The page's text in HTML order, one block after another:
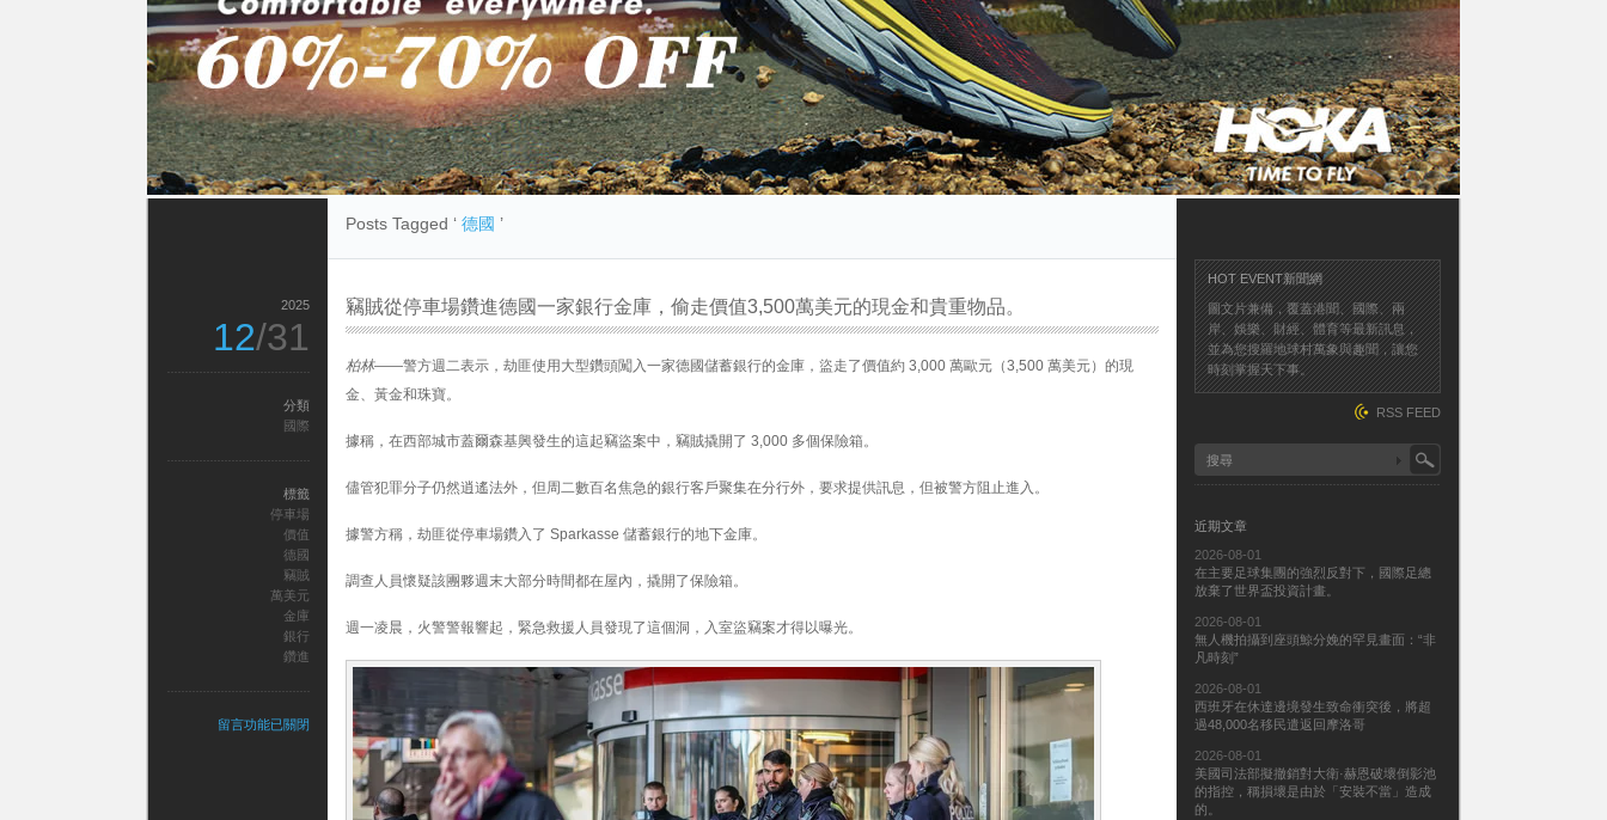
Posts Tagged ‘ 德國 ’
竊賊從停車場鑽進德國一家銀行金庫，偷走價值3,500萬美元的現金和貴重物品。
柏林——警方週二表示，劫匪使用大型鑽頭闖入一家德國儲蓄銀行的金庫，盜走了價值約 3,000 萬歐元（3,500 萬美元）的現
金、黃金和珠寶。
據稱，在西部城市蓋爾森基興發生的這起竊盜案中，竊賊撬開了 3,000 多個保險箱。
儘管犯罪分子仍然逍遙法外，但周二數百名焦急的銀行客戶聚集在分行外，要求提供訊息，但被警方阻止進入。
據警方稱，劫匪從停車場鑽入了 Sparkasse 儲蓄銀行的地下金庫。
調查人員懷疑該團夥週末大部分時間都在屋內，撬開了保險箱。
週一凌晨，火警警報響起，緊急救援人員發現了這個洞，入室盜竊案才得以曝光。
2025
12/31
分類
國際
標籤
停車場
價值
德國
竊賊
萬美元
金庫
銀行
鑽進
在
留言功能已關閉
HOT EVENT新聞網
圖文片兼備，覆蓋港聞、國際、兩
岸、娛樂、財經、體育等最新訊息，
並為您搜羅地球村萬象與趣聞，讓您
時刻掌握天下事。
RSS FEED
近期文章
2026-08-01
在主要足球集團的強烈反對下，國際足總
放棄了世界盃投資計畫。
2026-08-01
無人機拍攝到座頭鯨分娩的罕見畫面：“非
凡時刻”
2026-08-01
西班牙在休達邊境發生致命衝突後，將超
過48,000名移民遣返回摩洛哥
2026-08-01
美國司法部擬撤銷對大衛·赫恩破壞倒影池
的指控，稱損壞是由於「安裝不當」造成
的。